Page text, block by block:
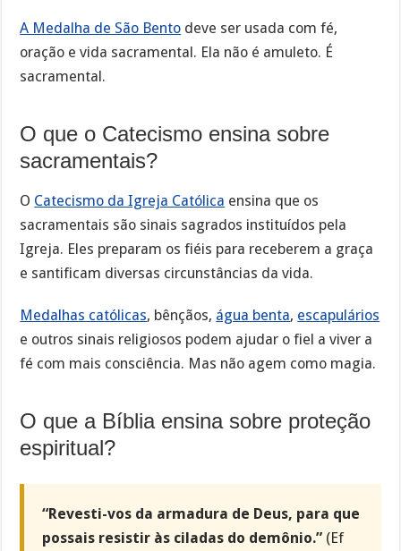
A Medalha de São Bento deve ser usada com fé,
oração e vida sacramental. Ela não é amuleto. É
sacramental.
O que o Catecismo ensina sobre
sacramentais?
O Catecismo da Igreja Católica ensina que os
sacramentais são sinais sagrados instituídos pela
Igreja. Eles preparam os fiéis para receberem a graça
e santificam diversas circunstâncias da vida.
Medalhas católicas, bênçãos, água benta, escapulários
e outros sinais religiosos podem ajudar o fiel a viver a
fé com mais consciência. Mas não agem como magia.
O que a Bíblia ensina sobre proteção
espiritual?
“Revesti-vos da armadura de Deus, para que
possais resistir às ciladas do demônio.” (Ef